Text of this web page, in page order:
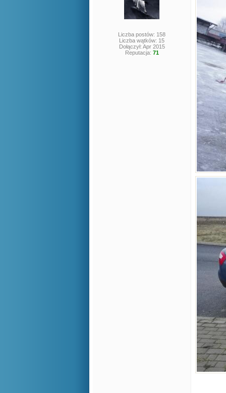
Liczba postów: 158
Liczba wątków: 15
Dołączył: Apr 2015
Reputacja: 71